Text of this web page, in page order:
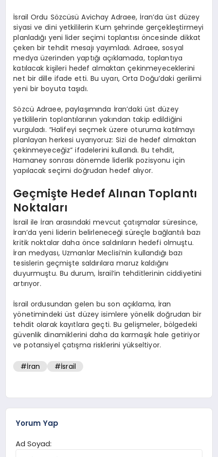
İsrail Ordu Sözcüsü Avichay Adraee, İran’da üst düzey
siyasi ve dini yetkililerin Kum şehrinde gerçekleştirmeyi
planladığı yeni lider seçimi toplantısı öncesinde dikkat
çeken bir tehdit mesajı yayımladı. Adraee, sosyal
medya üzerinden yaptığı açıklamada, toplantıya
katılacak kişileri hedef almaktan çekinmeyeceklerini
net bir dille ifade etti. Bu uyarı, Orta Doğu’daki gerilimi
yeni bir boyuta taşıdı.
Sözcü Adraee, paylaşımında İran’daki üst düzey
yetkililerin toplantılarının yakından takip edildiğini
vurguladı. “Halifeyi seçmek üzere oturuma katılmayı
planlayan herkesi uyarıyoruz: Sizi de hedef almaktan
çekinmeyeceğiz” ifadelerini kullandı. Bu tehdit,
Hamaney sonrası dönemde liderlik pozisyonu için
yapılacak seçimi doğrudan hedef alıyor.
Geçmişte Hedef Alınan Toplantı
Noktaları
İsrail ile İran arasındaki mevcut çatışmalar süresince,
İran’da yeni liderin belirleneceği süreçle bağlantılı bazı
kritik noktalar daha önce saldırıların hedefi olmuştu.
İran medyası, Uzmanlar Meclisi’nin kullandığı bazı
tesislerin geçmişte saldırılara maruz kaldığını
duyurmuştu. Bu durum, İsrail’in tehditlerinin ciddiyetini
artırıyor.
İsrail ordusundan gelen bu son açıklama, İran
yönetimindeki üst düzey isimlere yönelik doğrudan bir
tehdit olarak kayıtlara geçti. Bu gelişmeler, bölgedeki
güvenlik dinamiklerini daha da karmaşık hale getiriyor
ve potansiyel çatışma risklerini yükseltiyor.
#İran #İsrail
Yorum Yap
Ad Soyad: